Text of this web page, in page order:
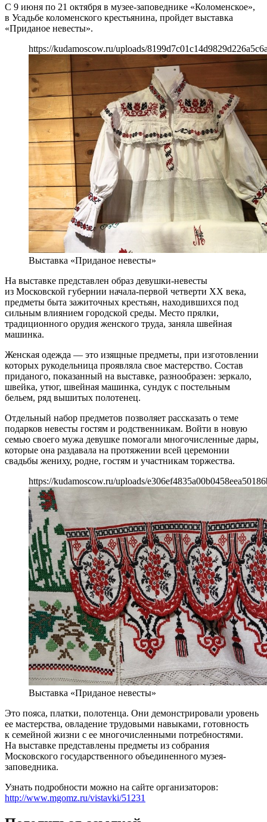
С 9 июня по 21 октября в музее-заповеднике «Коломенское»,
в Усадьбе коломенского крестьянина, пройдет выставка
«Приданое невесты».
https://kudamoscow.ru/uploads/
Выставка «Приданое невесты»
На выставке представлен образ девушки-невесты
из Московской губернии начала-первой четверти XX века,
предметы быта зажиточных крестьян, находившихся под
сильным влиянием городской среды. Место прялки,
традиционного орудия женского труда, заняла швейная
машинка.
Женская одежда — это изящные предметы, при изготовлении
которых рукодельница проявляла свое мастерство. Состав
приданого, показанный на выставке, разнообразен: зеркало,
швейка, утюг, швейная машинка, сундук с постельным
бельем, ряд вышитых полотенец.
Отдельный набор предметов позволяет рассказать о теме
подарков невесты гостям и родственникам. Войти в новую
семью своего мужа девушке помогали многочисленные дары,
которые она раздавала на протяжении всей церемонии
свадьбы жениху, родне, гостям и участникам торжества.
https://kudamoscow.ru/uploads/
Выставка «Приданое невесты»
Это пояса, платки, полотенца. Они демонстрировали уровень
ее мастерства, овладение трудовыми навыками, готовность
к семейной жизни с ее многочисленными потребностями.
На выставке представлены предметы из собрания
Московского государственного объединенного музея-
заповедника.
Узнать подробности можно на сайте организаторов:
http://www.mgomz.ru/vistavki/51231